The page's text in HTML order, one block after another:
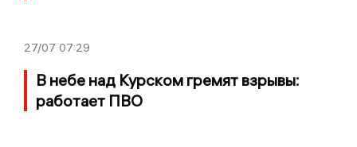
27/07 07:29
В небе над Курском гремят взрывы:
работает ПВО